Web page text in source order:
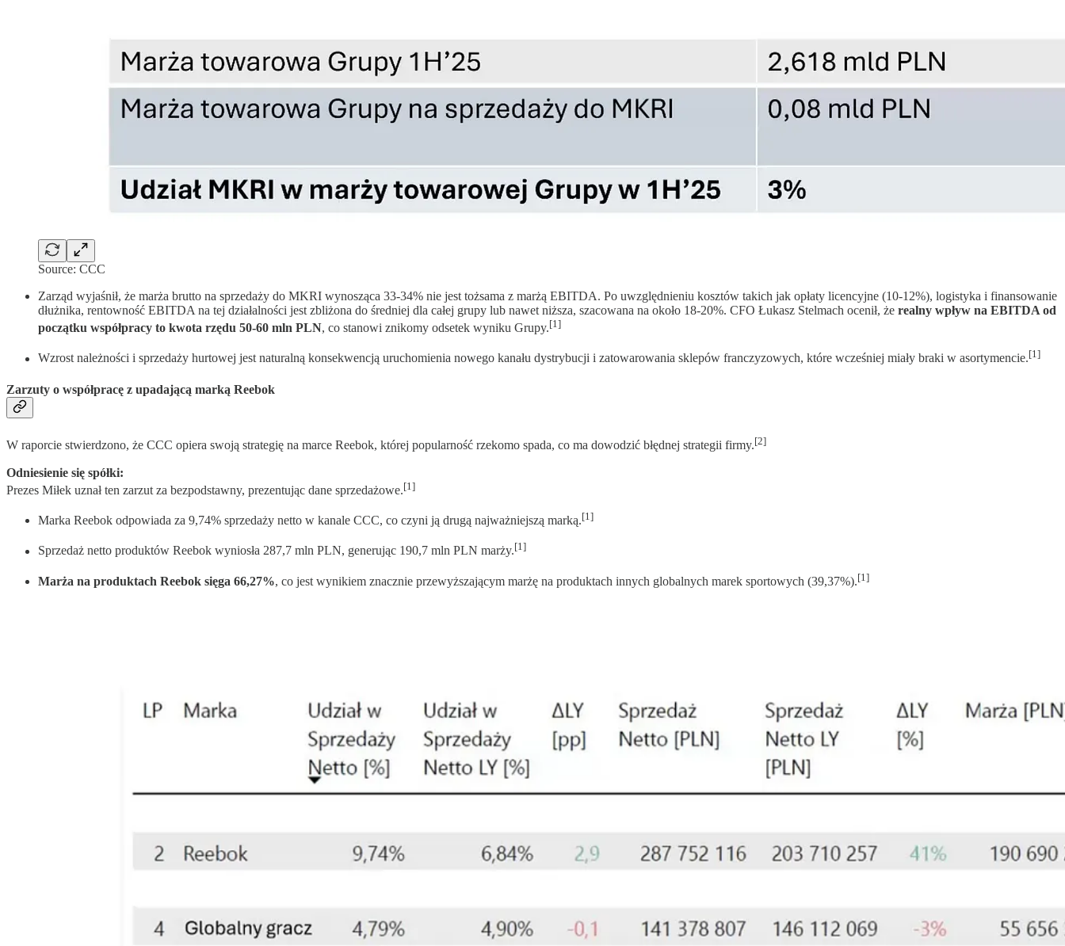
Source: CCC
Zarząd wyjaśnił, że marża brutto na sprzedaży do MKRI wynosząca 33-34% nie jest tożsama z marżą EBITDA. Po uwzględnieniu kosztów takich jak opłaty licencyjne (10-12%), logistyka i finansowanie
dłużnika, rentowność EBITDA na tej działalności jest zbliżona do średniej dla całej grupy lub nawet niższa, szacowana na około 18-20%. CFO Łukasz Stelmach ocenił, że realny wpływ na EBITDA od
początku współpracy to kwota rzędu 50-60 mln PLN, co stanowi znikomy odsetek wyniku Grupy.[1]
Wzrost należności i sprzedaży hurtowej jest naturalną konsekwencją uruchomienia nowego kanału dystrybucji i zatowarowania sklepów franczyzowych, które wcześniej miały braki w asortymencie.[1]
Zarzuty o współpracę z upadającą marką Reebok
W raporcie stwierdzono, że CCC opiera swoją strategię na marce Reebok, której popularność rzekomo spada, co ma dowodzić błędnej strategii firmy.[2]
Odniesienie się spółki:
Prezes Miłek uznał ten zarzut za bezpodstawny, prezentując dane sprzedażowe.[1]
Marka Reebok odpowiada za 9,74% sprzedaży netto w kanale CCC, co czyni ją drugą najważniejszą marką.[1]
Sprzedaż netto produktów Reebok wyniosła 287,7 mln PLN, generując 190,7 mln PLN marży.[1]
Marża na produktach Reebok sięga 66,27%, co jest wynikiem znacznie przewyższającym marżę na produktach innych globalnych marek sportowych (39,37%).[1]